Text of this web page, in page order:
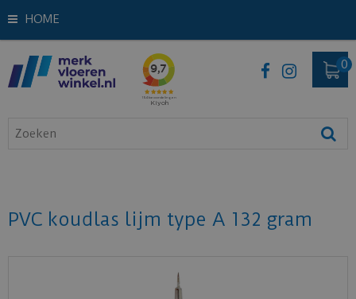
HOME
PVC koudlas lijm type A 132 gram